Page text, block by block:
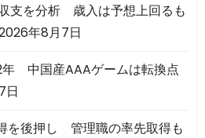
支を分析 歳入は予想上回るも
年8月7日
年 中国産AAAゲームは転換点
日
を後押し 管理職の率先取得も